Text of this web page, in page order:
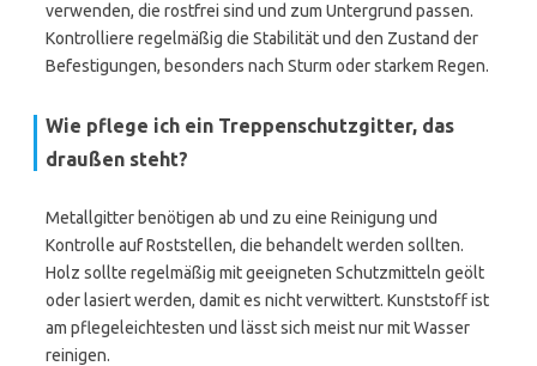
verwenden, die rostfrei sind und zum Untergrund passen.
Kontrolliere regelmäßig die Stabilität und den Zustand der
Befestigungen, besonders nach Sturm oder starkem Regen.
Wie pflege ich ein Treppenschutzgitter, das
draußen steht?
Metallgitter benötigen ab und zu eine Reinigung und
Kontrolle auf Roststellen, die behandelt werden sollten.
Holz sollte regelmäßig mit geeigneten Schutzmitteln geölt
oder lasiert werden, damit es nicht verwittert. Kunststoff ist
am pflegeleichtesten und lässt sich meist nur mit Wasser
reinigen.